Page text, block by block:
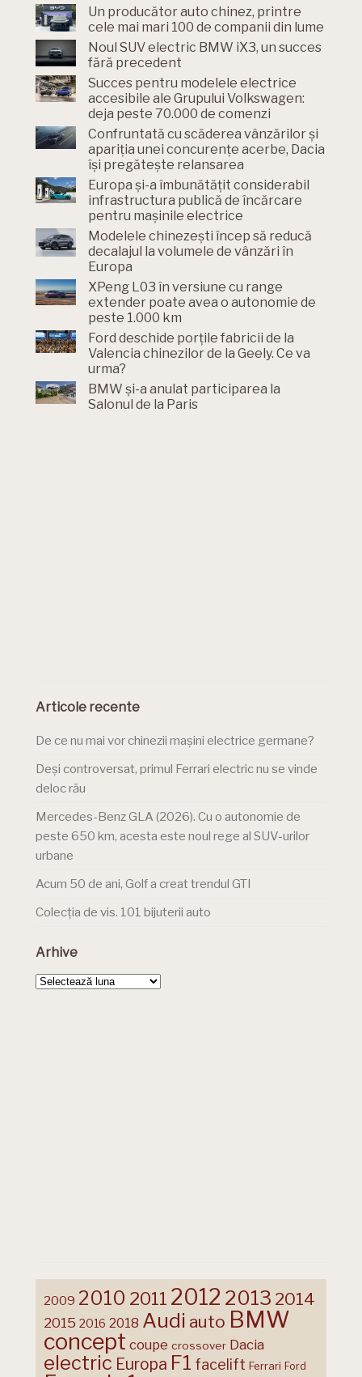
Un producător auto chinez, printre
cele mai mari 100 de companii din lume
Noul SUV electric BMW iX3, un succes
fără precedent
Succes pentru modelele electrice
accesibile ale Grupului Volkswagen:
deja peste 70.000 de comenzi
Confruntată cu scăderea vânzărilor și
apariția unei concurențe acerbe, Dacia
își pregătește relansarea
Europa și-a îmbunătățit considerabil
infrastructura publică de încărcare
pentru mașinile electrice
Modelele chinezești încep să reducă
decalajul la volumele de vânzări în
Europa
XPeng L03 în versiune cu range
extender poate avea o autonomie de
peste 1.000 km
Ford deschide porțile fabricii de la
Valencia chinezilor de la Geely. Ce va
urma?
BMW și-a anulat participarea la
Salonul de la Paris
Articole recente
De ce nu mai vor chinezii mașini electrice germane?
Deși controversat, primul Ferrari electric nu se vinde
deloc rău
Mercedes-Benz GLA (2026). Cu o autonomie de
peste 650 km, acesta este noul rege al SUV-urilor
urbane
Acum 50 de ani, Golf a creat trendul GTI
Colecția de vis. 101 bijuterii auto
Arhive
Arhive
2009 2010 2011 2012 2013 2014
2015 2016 2018 Audi auto BMW
concept coupe crossover Dacia
electric Europa F1 facelift Ferrari Ford